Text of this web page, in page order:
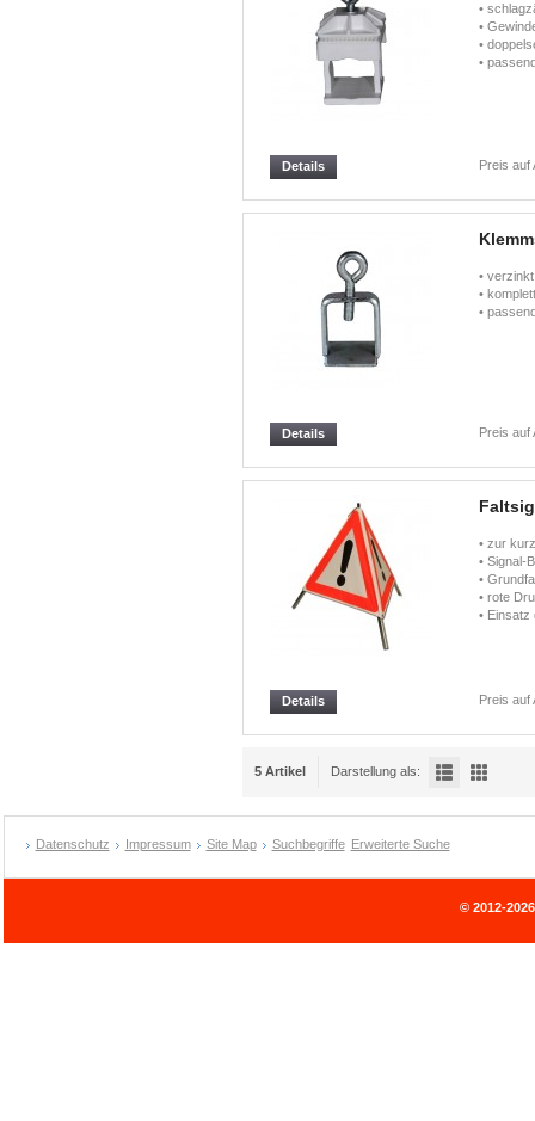
•
•
•
•
Preis auf
Details
• verzinkt
•
•
Preis auf
Details
• zur
• Signal-
•
• rote
•
Preis auf
Details
5 Artikel Darstellung als:
Datenschutz Impressum Site Map Suchbegriffe Erweiterte Suche
© 2012-